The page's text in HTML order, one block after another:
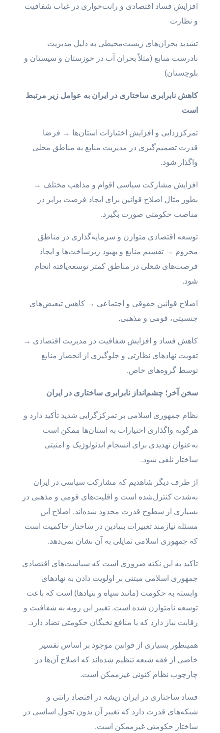
افزایش فساد اقتصادی و رانت‌خواری در غیاب شفافیت
و نظارت
تشدید بحران‌های زیست‌محیطی به دلیل مدیریت
نادرست منابع (مثلاً بحران آب در خوزستان و سیستان و
بلوچستان)
کاهش نابرابری ساختاری در ایران به عوامل زیر مرتبط
است
تمرکززدایی و افزایش اختیارات استان‌ها → فرضا
قدرت تصمیم‌گیری در مدیریت منابع به مناطق محلی
واگذار شود.
افزایش مشارکت سیاسی اقوام و مذاهب مختلف →
بطور مثال اصلاح قوانین برای ایجاد فرصت برابر در
مناصب حکومتی صورت بگیرد.
توسعه اقتصادی متوازن و سرمایه‌گذاری در مناطق
محروم → تقسیم منابع و بهبود زیرساخت‌ها و ایجاد
فرصت‌های شغلی در مناطق کمتر توسعه‌یافته انجام
شود.
اصلاح قوانین حقوقی و اجتماعی → کاهش تبعیض‌های
جنسیتی، قومی و مذهبی.
کاهش فساد و افزایش شفافیت در مدیریت اقتصادی →
تقویت نهادهای نظارتی و جلوگیری از انحصار منابع
توسط گروه‌های خاص.
سخن آخر؛ چشم‌انداز نابرابری ساختاری در ایران
نظام جمهوری اسلامی بر تمرکزگرایی شدید تأکید دارد و
هرگونه واگذاری اختیارات به استان‌ها ممکن است
به‌عنوان تهدیدی برای انسجام ایدئولوژیک و امنیتی
ساختار تلقی شود.
از طرف دیگر شاهدیم که مشارکت سیاسی در ایران
به‌شدت کنترل‌شده است و اقلیت‌های قومی و مذهبی در
بسیاری از سطوح قدرت محدود شده‌اند. اصلاح این
مسئله نیازمند تغییرات بنیادین در ساختار حاکمیت است
که جمهوری اسلامی تمایلی به آن نشان نمی‌دهد.
تاکید به این نکته ضروری است که سیاست‌های اقتصادی
جمهوری اسلامی مبتنی بر اولویت دادن به نهادهای
وابسته به حکومت (مانند سپاه و بنیادها) است که باعث
توسعه نامتوازن شده است. تغییر این رویه به شفافیت و
رقابت نیاز دارد که با منافع نخبگان حکومتی تضاد دارد.
همینطور بسیاری از قوانین موجود بر اساس تفسیر
خاصی از فقه شیعه تنظیم شده‌اند که اصلاح آن‌ها در
چارچوب نظام کنونی غیرممکن است.
فساد ساختاری در ایران ریشه در اقتصاد رانتی و
شبکه‌های قدرت دارد که تغییر آن بدون تحول اساسی در
ساختار حکومتی غیرممکن است.